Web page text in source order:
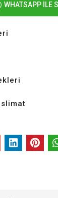
WHATSAPP İLE